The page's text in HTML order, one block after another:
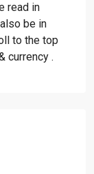
read in
be in
to the top
currency .